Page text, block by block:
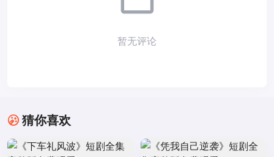
暂无评论
猜你喜欢